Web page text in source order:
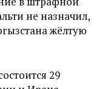
не назначил,
жёлтую
29